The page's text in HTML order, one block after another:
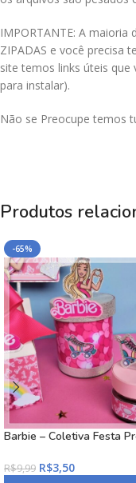
IMPORTANTE: A
ZIPADAS e você precisa
site temos links úteis
para instalar).
Não se Preocupe temos
Produtos
-65%
Barbie – Coletiva Festa
R$9,99 R$3,50